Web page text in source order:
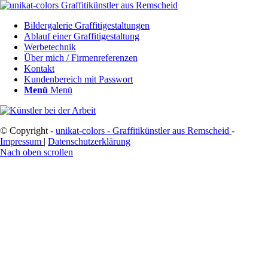
Bildergalerie Graffitigestaltungen
Ablauf einer Graffitigestaltung
Werbetechnik
Über mich / Firmenreferenzen
Kontakt
Kundenbereich mit Passwort
Menü Menü
© Copyright - unikat-colors - Graffitikünstler aus Remscheid -
Impressum | Datenschutzerklärung
Nach oben scrollen